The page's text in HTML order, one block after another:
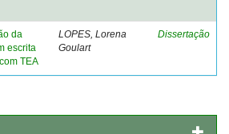
da
escrita
TEA
LOPES, Lorena
Goulart
Dissertação